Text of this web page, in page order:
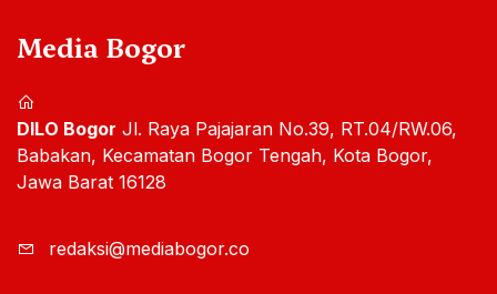
Media Bogor
DILO Bogor Jl. Raya Pajajaran No.39, RT.04/RW.06,
Babakan, Kecamatan Bogor Tengah, Kota Bogor,
Jawa Barat 16128
redaksi@mediabogor.co